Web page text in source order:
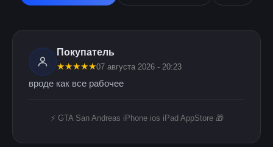
Покупатель
★★★★★07 августа 2026 - 20:23
вроде как все рабочее
⚡️ GTA San Andreas iPhone ios iPad AppStore 🎁